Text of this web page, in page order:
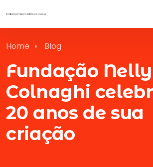
Home Blog
Fundação
Colnaghi
20 anos de sua
criação